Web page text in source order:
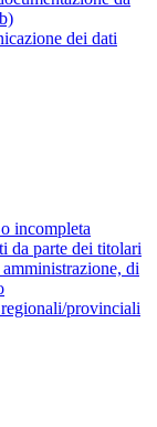
dei dati
incompleta
da parte dei titolari
di
provinciali